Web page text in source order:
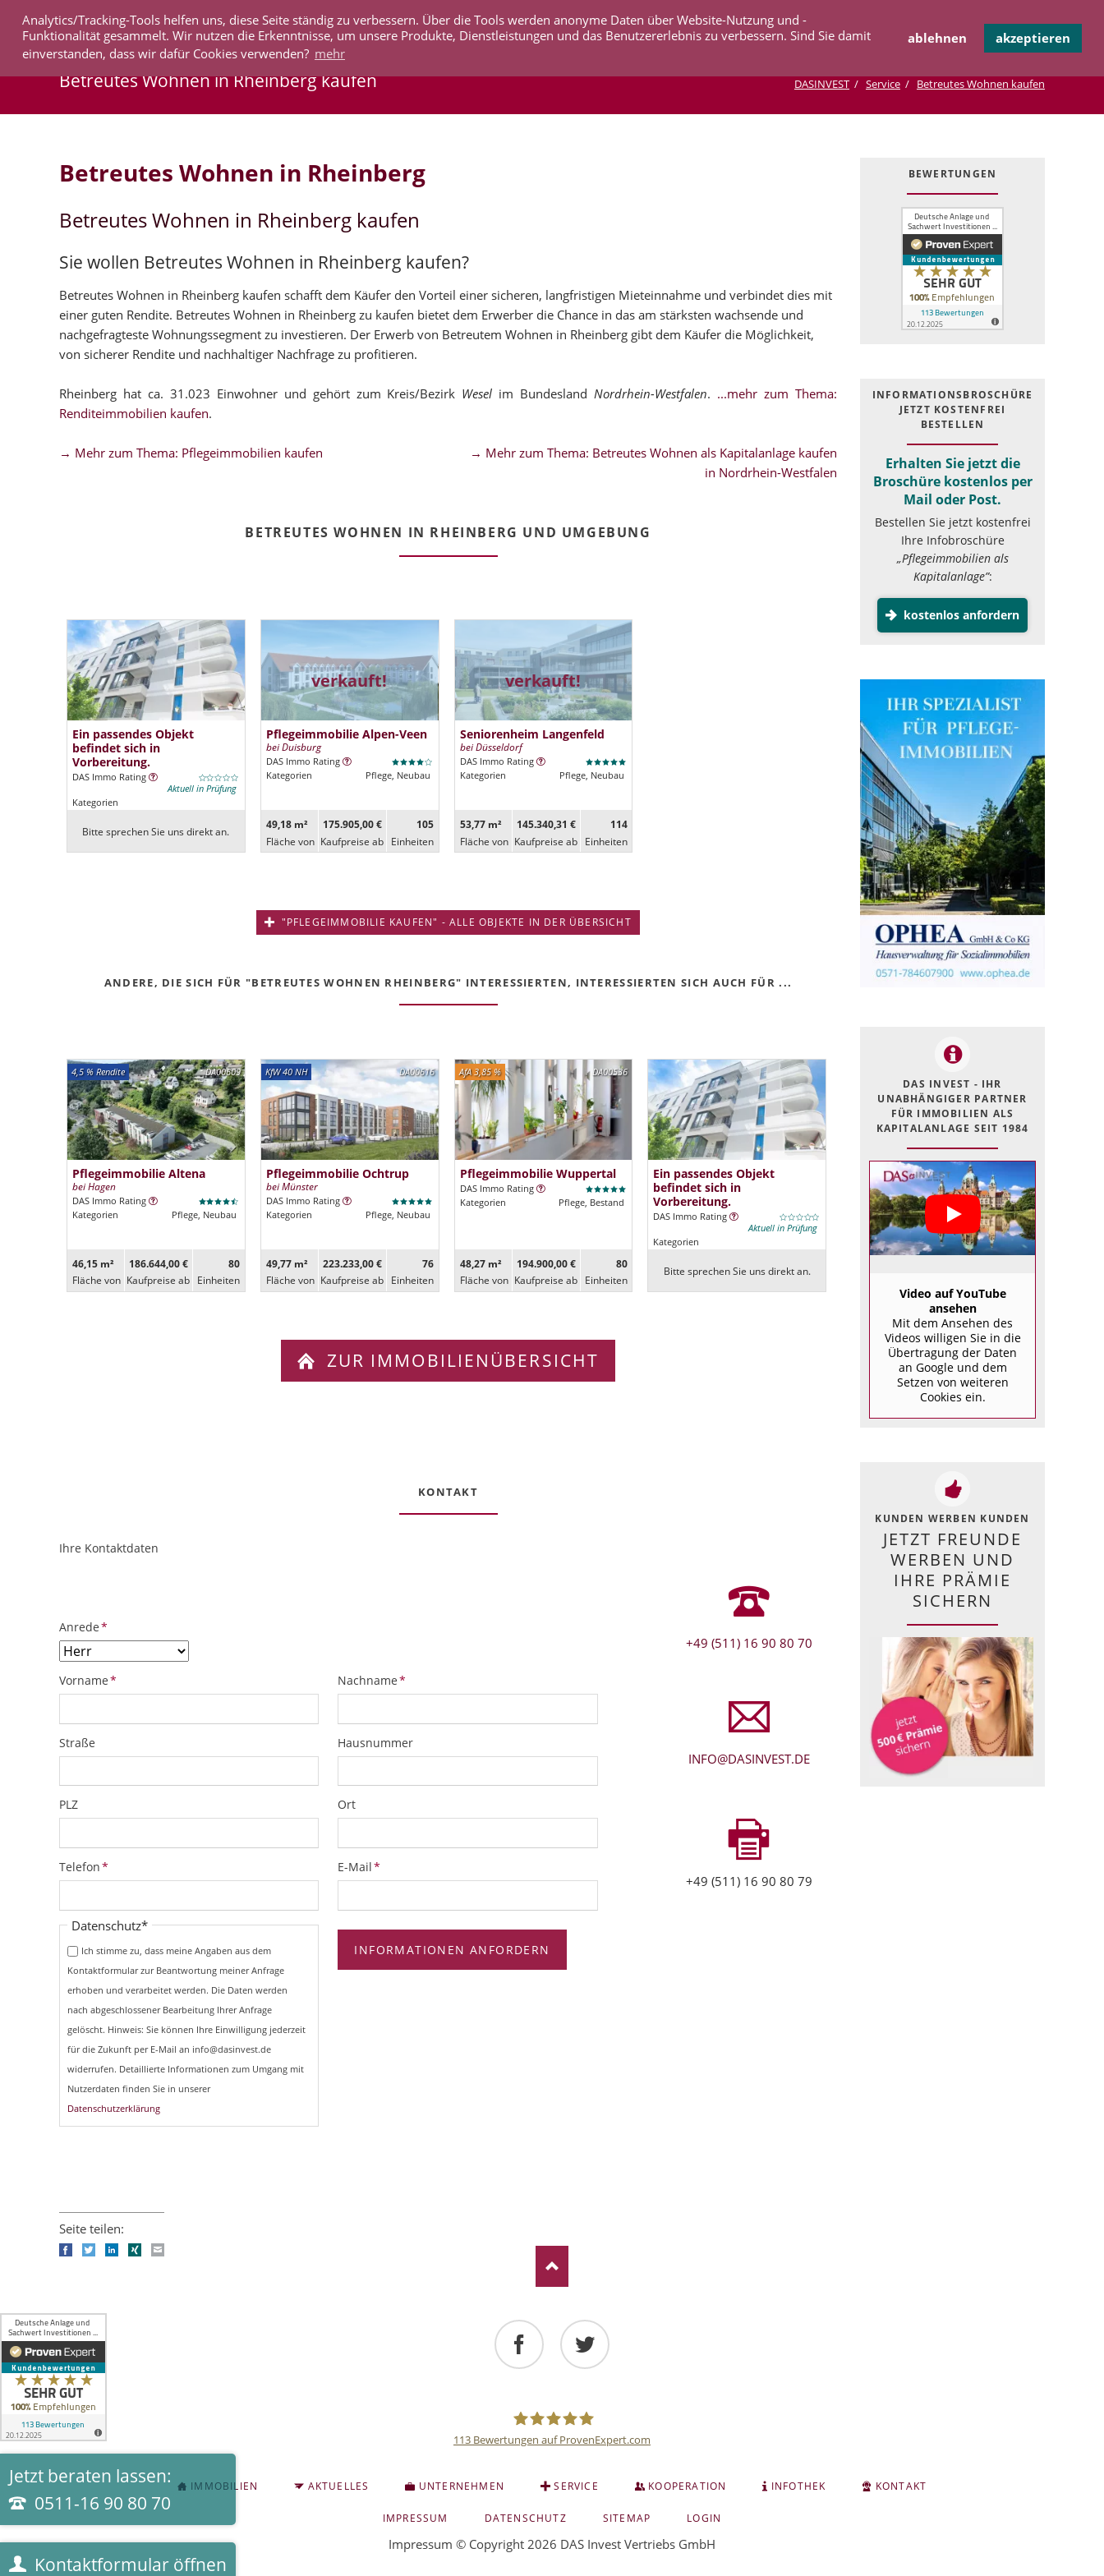
Analytics/Tracking-Tools helfen uns, diese Seite ständig zu verbessern. Über die Tools werden anonyme Daten über Website-Nutzung und -
Funktionalität gesammelt. Wir nutzen die Erkenntnisse, um unsere Produkte, Dienstleistungen und das Benutzererlebnis zu verbessern. Sind Sie damit
einverstanden, dass wir dafür Cookies verwenden? mehr
ablehnen akzeptieren
Jetzt beraten lassen:
0511-16 90 80 70
Kontaktformular öffnen
überspringen
IMMOBILIEN AKTUELLES UNTERNEHMEN SERVICE KOOPERATION KONTAKT
Betreutes Wohnen in Rheinberg kaufen DASINVEST Service Betreutes Wohnen kaufen
Betreutes Wohnen in Rheinberg
Betreutes Wohnen in Rheinberg kaufen
Sie wollen Betreutes Wohnen in Rheinberg kaufen?
Betreutes Wohnen in Rheinberg kaufen schafft dem Käufer den Vorteil einer sicheren, langfristigen Mieteinnahme und verbindet dies mit
einer guten Rendite. Betreutes Wohnen in Rheinberg zu kaufen bietet dem Erwerber die Chance in das am stärksten wachsende und
nachgefragteste Wohnungssegment zu investieren. Der Erwerb von Betreutem Wohnen in Rheinberg gibt dem Käufer die Möglichkeit,
von sicherer Rendite und nachhaltiger Nachfrage zu profitieren.
Rheinberg hat ca. 31.023 Einwohner und gehört zum Kreis/Bezirk Wesel im BundeslandNordrhein-Westfalen. ...mehr zum Thema:
Renditeimmobilien kaufen.
→ Mehr zum Thema: Pflegeimmobilien kaufen
→ Mehr zum Thema: Betreutes Wohnen als Kapitalanlage kaufen
in Nordrhein-Westfalen
BETREUTES WOHNEN IN RHEINBERG UND UMGEBUNG
Ein passendes Objekt
befindet sich in
Vorbereitung.
DAS Immo Rating
Aktuell in Prüfung
Kategorien
Bitte sprechen Sie uns direkt an.
verkauft!
Pflegeimmobilie Alpen-Veen
bei Duisburg
DAS Immo Rating
Kategorien
Pflege, Neubau
49,18 m²
Fläche von
175.905,00 €
Kaufpreise ab
105
Ein­heiten
verkauft!
Seniorenheim Langenfeld
bei Düsseldorf
DAS Immo Rating
Kategorien
Pflege, Neubau
53,77 m²
Fläche von
145.340,31 €
Kaufpreise ab
114
Ein­heiten
"PFLEGEIMMOBILIE KAUFEN" - ALLE OBJEKTE IN DER ÜBERSICHT
ANDERE, DIE SICH FÜR "BETREUTES WOHNEN RHEINBERG" INTERESSIERTEN, INTERESSIERTEN SICH AUCH FÜR ...
DA00609
4,5 % Rendite
Pflegeimmobilie Altena
bei Hagen
DAS Immo Rating
Kategorien
Pflege, Neubau
46,15 m²
Fläche von
186.644,00 €
Kaufpreise ab
80
Ein­heiten
DA00616
KfW 40 NH
Pflegeimmobilie Ochtrup
bei Münster
DAS Immo Rating
Kategorien
Pflege, Neubau
49,77 m²
Fläche von
223.233,00 €
Kaufpreise ab
76
Ein­heiten
DA00536
AfA 3,85 %
Pflegeimmobilie Wuppertal
DAS Immo Rating
Kategorien
Pflege, Bestand
48,27 m²
Fläche von
194.900,00 €
Kaufpreise ab
80
Ein­heiten
Ein passendes Objekt
befindet sich in
Vorbereitung.
DAS Immo Rating
Aktuell in Prüfung
Kategorien
Bitte sprechen Sie uns direkt an.
ZUR IMMOBILIENÜBERSICHT
KONTAKT
ObjektPlatzhalter
URL
Ihre Kontaktdaten
Pflichtfeld
Anrede*
Pflichtfeld
Vorname* Pflichtfeld
Nachname*
Straße Hausnummer
PLZ Ort
Pflichtfeld
Telefon* Pflichtfeld
E-Mail*
Pflichtfeld
Datenschutz*
Ich stimme zu, dass meine Angaben aus dem
Kontaktformular zur Beantwortung meiner Anfrage
erhoben und verarbeitet werden. Die Daten werden
nach abgeschlossener Bearbeitung Ihrer Anfrage
gelöscht. Hinweis: Sie können Ihre Einwilligung jederzeit
für die Zukunft per E-Mail an info@dasinvest.de
widerrufen. Detaillierte Informationen zum Umgang mit
Nutzerdaten finden Sie in unserer
Datenschutzerklärung
INFORMATIONEN ANFORDERN
+49 (511) 16 90 80 70
INFO@DASINVEST.DE
+49 (511) 16 90 80 79
BEWERTUNGEN
INFOR­MATIONS­BROSCHÜRE
JETZT KOSTEN­FREI
BESTELLEN
Erhalten Sie jetzt die
Broschüre kostenlos per
Mail oder Post.
Bestellen Sie jetzt kostenfrei
Ihre Infobroschüre
„Pflegeimmobilien als
Kapitalanlage”:
kostenlos anfordern
DAS INVEST - IHR
UNABHÄNGIGER PARTNER
FÜR IMMOBILIEN ALS
KAPITALANLAGE SEIT 1984
Video auf YouTube
ansehen
Mit dem Ansehen des
Videos willigen Sie in die
Übertragung der Daten
an Google und dem
Setzen von weiteren
Cookies ein.
KUNDEN WERBEN KUNDEN
JETZT FREUNDE
WERBEN UND
IHRE PRÄMIE
SICHERN
Seite teilen:
FacebookTwitterLinkedIn
Xing
und
113 Bewertungen auf ProvenExpert.com
NAVIGATION
ÜBERSPRINGEN
IMMOBILIEN AKTUELLES UNTERNEHMEN SERVICE KOOPERATION INFOTHEK
KONTAKT
ÜBERSPRINGEN
IMPRESSUM DATENSCHUTZ SITEMAP LOGIN
Impressum © Copyright 2026 DAS Invest Vertriebs GmbH